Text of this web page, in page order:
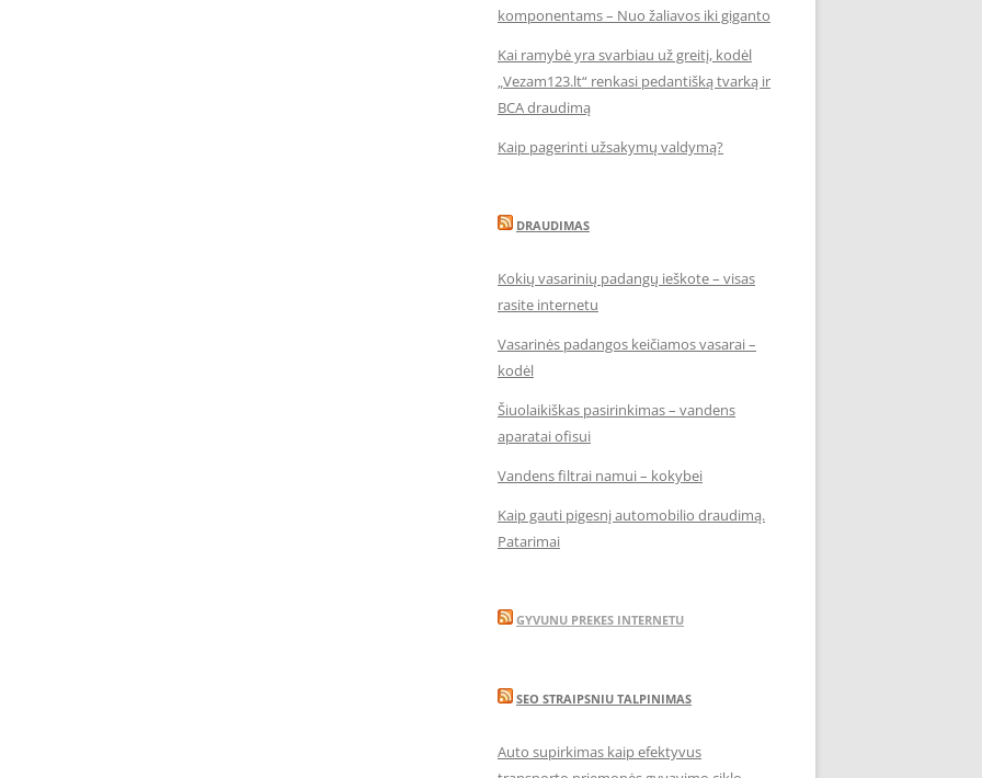
komponentams – Nuo žaliavos iki giganto
Kai ramybė yra svarbiau už greitį, kodėl
„Vezam123.lt“ renkasi pedantišką tvarką ir
BCA draudimą
Kaip pagerinti užsakymų valdymą?
DRAUDIMAS
Kokių vasarinių padangų ieškote – visas
rasite internetu
Vasarinės padangos keičiamos vasarai –
kodėl
Šiuolaikiškas pasirinkimas – vandens
aparatai ofisui
Vandens filtrai namui – kokybei
Kaip gauti pigesnį automobilio draudimą.
Patarimai
GYVUNU PREKES INTERNETU
SEO STRAIPSNIU TALPINIMAS
Auto supirkimas kaip efektyvus